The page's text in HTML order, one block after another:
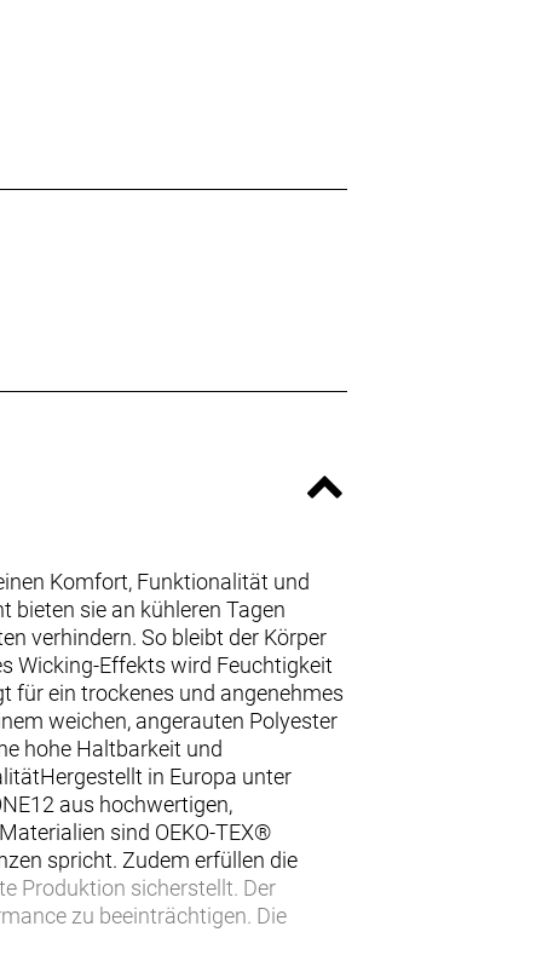
Komfort, Funktionalität und
sie an kühleren Tagen
verhindern. So bleibt der Körper
Wicking-Effekts wird Feuchtigkeit
für ein trockenes und angenehmes
weichen, angerauten Polyester
hohe Haltbarkeit und
in Europa unter
aus hochwertigen,
sind OEKO-TEX®
spricht. Zudem erfüllen die
Produktion sicherstellt. Der
zu beeinträchtigen. Die